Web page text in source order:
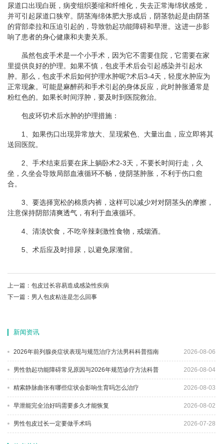
尿道口出现白斑，病变组织萎缩和纤维化，失去正常海绵状感觉，
并可引起尿道口狭窄。阴茎海绵体肥大形成后，阴茎勃起是由阴茎
的背部牵拉和压迫引起的，导致勃起功能障碍和早泄。这进一步影
响了患者的身心健康和夫妻关系。
虽然包皮手术是一个小手术，因为它不需要住院，它需要在家
里提供良好的护理。如果不慎，包皮手术后会引起感染并引起水
肿。那么，包皮手术后如何护理水肿呢?术后3-4天，轻度水肿应为
正常现象。可能是麻醉药和手术引起的身体反应，此时肿胀通常是
粉红色的。如果长时间浮肿，要及时到医院救治。
包皮环切术后水肿的护理措施：
1、如果伤口出现异常放大、呈现紫色、大量出血，应立即将其
送回医院。
2、手术结束后要在床上躺卧术2-3天，不要长时间行走，久
坐，久坐会导致局部血液循环不畅，使阴茎肿胀，不利于伤口愈
合。
3、要选择宽松的棉质内裤，这样可以减少对对阴茎头的摩擦，
注意保持阴部清爽透气，有利于血液循环。
4、清淡饮食，不吃辛辣刺激性食物，戒烟酒。
5、术后应及时排尿，以避免尿潴留。
上一篇： 包皮过长容易造成感染性疾病
下一篇： 男人包皮粘连是怎么回事
新闻资讯
2026年前列腺炎症状表现与规范治疗方法男科科普指南 2026-08-06
男性勃起功能障碍常见原因与2026年规范诊疗方法科普 2026-08-04
精索静脉曲张有哪些症状会影响生育吗怎么治疗 2026-08-03
早泄能完全治好吗需要多久才能恢复 2026-08-02
男性包皮过长一定要做手术吗 2026-07-28